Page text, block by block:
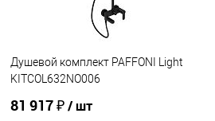
Душевой комплект PAFFONI Light
KITCOL632NO006
81 917 ₽/ шт